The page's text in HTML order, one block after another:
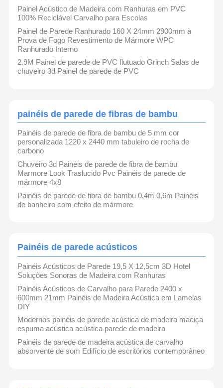
Casa Produtos Vídeos Show De RV
Painel Acústico de Madeira com Ranhuras em PVC
100% Reciclável Carvalho para Escolas
Painel de Parede Ranhurado 160 X 24mm 2900mm à
Prova de Fogo Revestimento de Mármore WPC
Ranhurado Interno
2.9M Painel de parede de PVC flutuado Grinch Salas de
chuveiro 3d Painel de parede de PVC
painéis de parede de fibras de bambu
Painéis de parede de fibra de bambu de 5 mm cor
personalizada 1220 x 2440 mm tabuleiro de rocha de
carbono
Chuveiro 3d Painéis de parede de fibra de bambu
Marmore Look Traslucido Pvc Painéis de parede de
mármore 4x8
Painéis de parede de fibra de bambu 0,4m 0,6m Painéis
de banheiro com efeito de mármore
Painéis de parede acústicos
Painéis Acústicos de Parede 19,5 X 12,5cm 3D Hotel
Soluções Sonoras de Madeira com Ranhuras
Painéis Acústicos de Carvalho para Parede 2400 x
600mm 21mm Painéis de Madeira Acústica em Lamelas
DIY
Modernos painéis de parede acústica de madeira maciça
espuma acústica acústica parede de madeira
Painéis de parede de madeira acústica de carvalho
absorvente de som Edifício de escritórios contemporâneo